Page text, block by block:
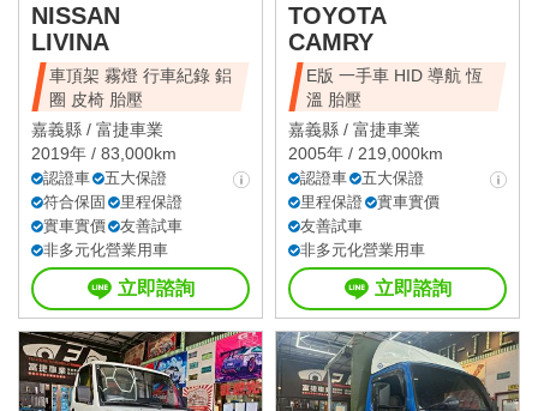
NISSAN
LIVINA
車頂架 霧燈 行車紀錄 鋁
圈 皮椅 胎壓
嘉義縣 / 富捷車業
2019年 / 83,000km
認證車
五大保證
符合保固
里程保證
實車實價
友善試車
非多元化營業用車
立即諮詢
TOYOTA
CAMRY
E版 一手車 HID 導航 恆
溫 胎壓
嘉義縣 / 富捷車業
2005年 / 219,000km
認證車
五大保證
里程保證
實車實價
友善試車
非多元化營業用車
立即諮詢